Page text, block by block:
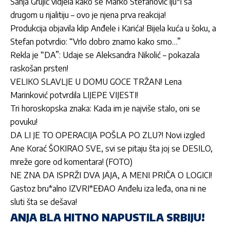
drugom u rijalitiju – ovo je njena prva reakcija!
Produkcija objavila klip Anđele i Karića! Bijela kuća u šoku, a
Stefan potvrdio: “Vrlo dobro znamo kako smo…”
Rekla je “DA”: Udaje se Aleksandra Nikolić – pokazala
raskošan prsten!
VELIKO SLAVLJE U DOMU GOCE TRŽAN! Lena
Marinković potvrdila LIJEPE VIJESTI!
Tri horoskopska znaka: Kada im je najviše stalo, oni se
povuku!
DA LI JE TO OPERACIJA POŠLA PO ZLU?! Novi izgled
Ane Korać ŠOKIRAO SVE, svi se pitaju šta joj se DESILO,
mreže gore od komentara! (FOTO)
NE ZNA DA ISPRŽI DVA JAJA, A MENI PRIČA O LOGICI!
Gastoz bru*alno IZVRI*EĐAO Anđelu iza leđa, ona ni ne
sluti šta se dešava!
ANJA BLA HITNO NAPUSTILA SRBIJU!